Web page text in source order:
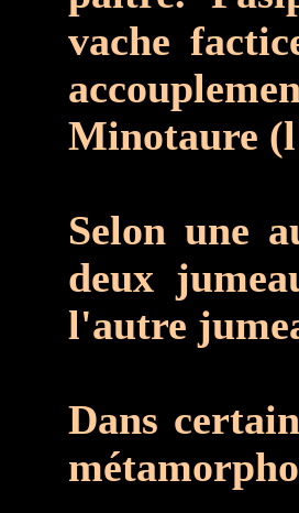
vache
Minotaure
Selon une
deux
l'autre
Dans